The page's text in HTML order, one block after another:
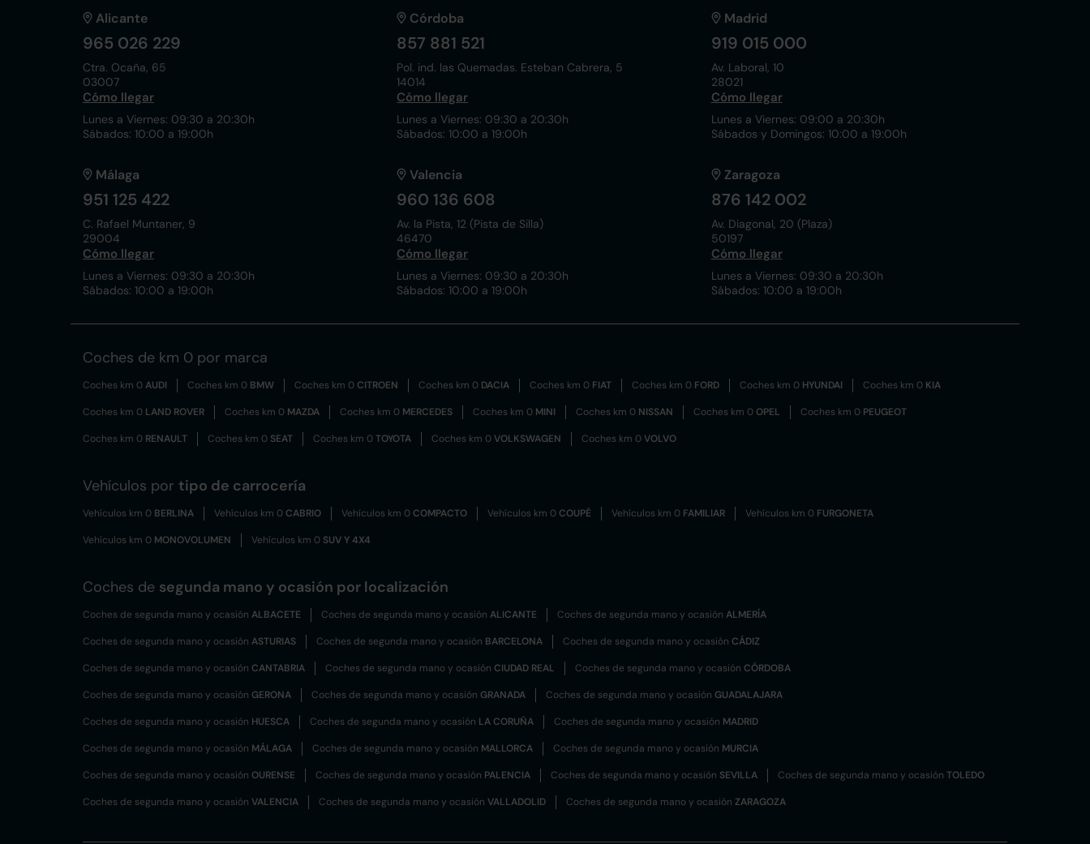
Alicante
965 026 229
Ctra. Ocaña, 65
03007
Cómo llegar
Lunes a Viernes: 09:30 a 20:30h
Sábados: 10:00 a 19:00h
Córdoba
857 881 521
Pol. ind. las Quemadas. Esteban Cabrera, 5
14014
Cómo llegar
Lunes a Viernes: 09:30 a 20:30h
Sábados: 10:00 a 19:00h
Madrid
919 015 000
Av. Laboral, 10
28021
Cómo llegar
Lunes a Viernes: 09:00 a 20:30h
Sábados y Domingos: 10:00 a 19:00h
Málaga
951 125 422
C. Rafael Muntaner, 9
29004
Cómo llegar
Lunes a Viernes: 09:30 a 20:30h
Sábados: 10:00 a 19:00h
Valencia
960 136 608
Av. la Pista, 12 (Pista de Silla)
46470
Cómo llegar
Lunes a Viernes: 09:30 a 20:30h
Sábados: 10:00 a 19:00h
Zaragoza
876 142 002
Av. Diagonal, 20 (Plaza)
50197
Cómo llegar
Lunes a Viernes: 09:30 a 20:30h
Sábados: 10:00 a 19:00h
Coches de km 0 por marca
Coches km 0AUDI Coches km 0 BMW Coches km 0CITROEN Coches km 0 DACIA Coches km 0 FIAT Coches km 0 FORD Coches km 0 HYUNDAI Coches km 0 KIA
Coches km 0 LAND ROVER Coches km 0 MAZDA Coches km 0 MERCEDES Coches km 0 MINI Coches km 0 NISSAN Coches km 0OPEL Coches km 0 PEUGEOT
Coches km 0 RENAULT Coches km 0 SEAT Coches km 0TOYOTA Coches km 0VOLKSWAGEN Coches km 0VOLVO
Vehículos por tipo de carrocería
Vehículos km 0 BERLINA Vehículos km 0CABRIO Vehículos km 0COMPACTO Vehículos km 0COUPÉ Vehículos km 0 FAMILIAR Vehículos km 0 FURGONETA
Vehículos km 0 MONOVOLUMEN Vehículos km 0 SUV Y 4X4
Coches de segunda mano y ocasión por localización
Coches de segunda mano y ocasión ALBACETE Coches de segunda mano y ocasión ALICANTE Coches de segunda mano y ocasión ALMERÍA
Coches de segunda mano y ocasión ASTURIAS Coches de segunda mano y ocasión BARCELONA Coches de segunda mano y ocasión CÁDIZ
Coches de segunda mano y ocasión CANTABRIA Coches de segunda mano y ocasión CIUDAD REAL Coches de segunda mano y ocasión CÓRDOBA
Coches de segunda mano y ocasión GERONA Coches de segunda mano y ocasión GRANADA Coches de segunda mano y ocasión GUADALAJARA
Coches de segunda mano y ocasión HUESCA Coches de segunda mano y ocasión LA CORUÑA Coches de segunda mano y ocasión MADRID
Coches de segunda mano y ocasión MÁLAGA Coches de segunda mano y ocasión MALLORCA Coches de segunda mano y ocasión MURCIA
Coches de segunda mano y ocasión OURENSE Coches de segunda mano y ocasión PALENCIA Coches de segunda mano y ocasión SEVILLA Coches de segunda mano y ocasión TOLEDO
Coches de segunda mano y ocasión VALENCIA Coches de segunda mano y ocasión VALLADOLID Coches de segunda mano y ocasión ZARAGOZA